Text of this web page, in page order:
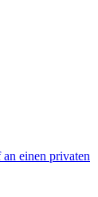
einen privaten